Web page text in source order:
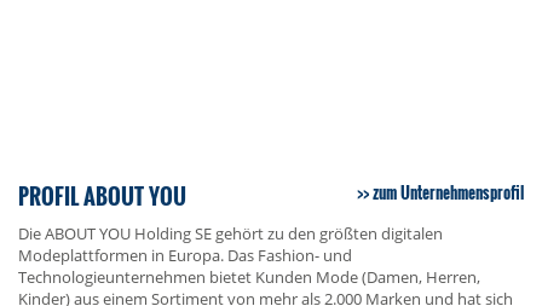
PROFIL ABOUT YOU zum Unternehmensprofil
Die ABOUT YOU Holding SE gehört zu den größten digitalen
Modeplattformen in Europa. Das Fashion- und
Technologieunternehmen bietet Kunden Mode (Damen, Herren,
Kinder) aus einem Sortiment von mehr als 2.000 Marken und hat sich